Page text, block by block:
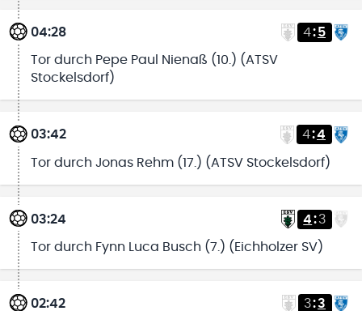
04:28 4:5
Tor durch Pepe Paul Nienaß (10.) (ATSV
Stockelsdorf)
03:42 4:4
Tor durch Jonas Rehm (17.) (ATSV Stockelsdorf)
03:24 4:3
Tor durch Fynn Luca Busch (7.) (Eichholzer SV)
02:42 3:3